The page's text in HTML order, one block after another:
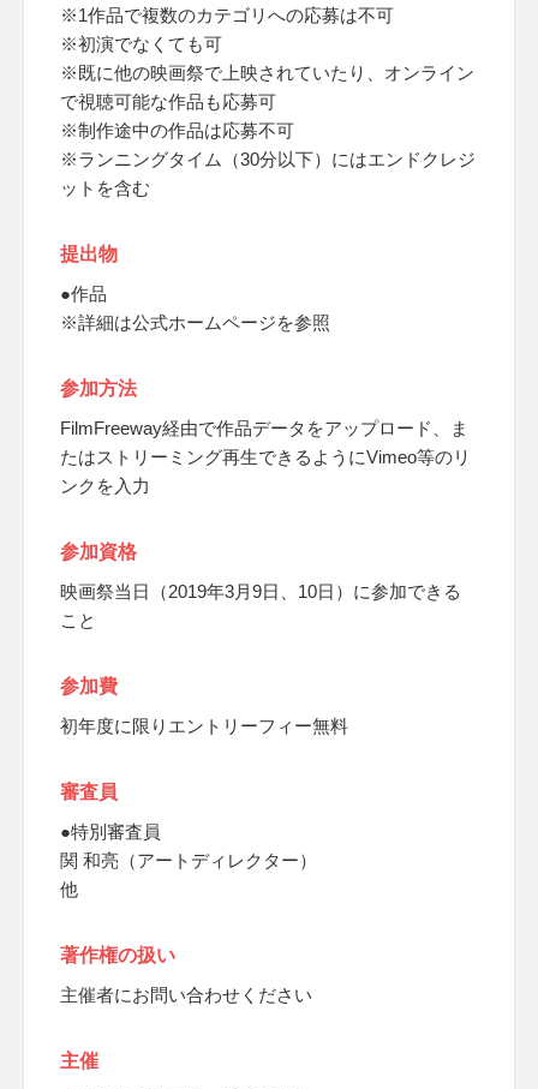
※1作品で複数のカテゴリへの応募は不可
※初演でなくても可
※既に他の映画祭で上映されていたり、オンライン
で視聴可能な作品も応募可
※制作途中の作品は応募不可
※ランニングタイム（30分以下）にはエンドクレジ
ットを含む
提出物
●作品
※詳細は公式ホームページを参照
参加方法
FilmFreeway経由で作品データをアップロード、ま
たはストリーミング再生できるようにVimeo等のリ
ンクを入力
参加資格
映画祭当日（2019年3月9日、10日）に参加できる
こと
参加費
初年度に限りエントリーフィー無料
審査員
●特別審査員
関 和亮（アートディレクター）
他
著作権の扱い
主催者にお問い合わせください
主催